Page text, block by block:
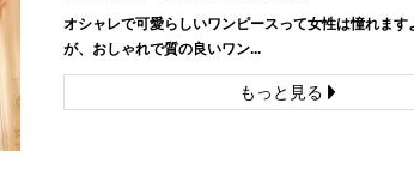
オシャレで可愛らしいワンピースって女性は憧れます
が、おしゃれで質の良いワン...
もっと見る